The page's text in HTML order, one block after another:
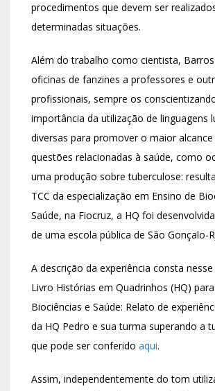
procedimentos que devem ser
determinadas situações.
Além do trabalho como cientista,
oficinas de fanzines a professores e
profissionais, sempre os
importância da utilização de linguagens
diversas para promover o maior
questões relacionadas à saúde, como
uma produção sobre tuberculose:
TCC da especialização em Ensino de
Saúde, na Fiocruz, a HQ foi
de uma escola pública de São Gonçalo-
A descrição da experiência consta
Livro Histórias em Quadrinhos (HQ)
Biociências e Saúde: Relato de
da HQ Pedro e sua turma superando a
que pode ser conferido aqui.
Assim, independentemente do tom